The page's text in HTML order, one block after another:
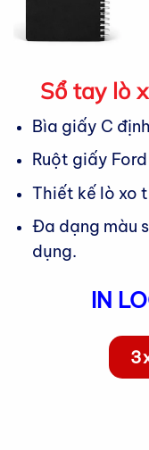
Sổ tay lò
Bìa giấy C
Ruột giấy
Thiết kế lò xo
Đa dạng màu
dụng.
IN